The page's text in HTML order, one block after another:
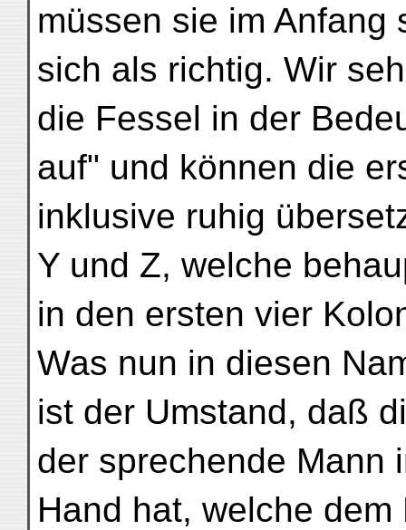
müssen sie im Anfang
sich als richtig. Wir
die Fessel in der
auf" und können die
inklusive ruhig
Y und Z, welche
in den ersten vier
Was nun in diesen
ist der Umstand, daß
der sprechende Mann
Hand hat, welche